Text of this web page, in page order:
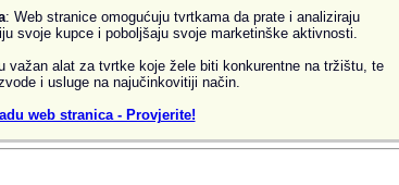
: Web stranice omogućuju tvrtkama da prate i analiziraju
svoje kupce i poboljšaju svoje marketinške aktivnosti.
važan alat za tvrtke koje žele biti konkurentne na tržištu, te
i usluge na najučinkovitiji način.
web stranica - Provjerite!